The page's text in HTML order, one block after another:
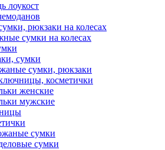
лоукост
рюкзаки на колесах
сумки на колесах
сумки
сумки, рюкзаки
косметички
женские
мужские
сумки
сумки